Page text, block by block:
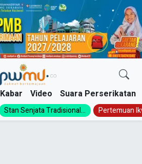
Kabar Video Suara Perserikatan
Stan Senjata Tradisional... Pertemuan